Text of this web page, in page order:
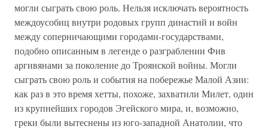
могли сыграть свою роль. Нельзя исключать вероятность
междоусобиц внутри родовых групп династий и войн
между соперничающими городами-государствами,
подобно описанным в легенде о разграблении Фив
аргивянами за поколение до Троянской войны. Могли
сыграть свою роль и события на побережье Малой Азии:
как раз в это время хетты, похоже, захватили Милет, один
из крупнейших городов Эгейского мира, и, возможно,
греки были вытеснены из юго-западной Анатолии, что